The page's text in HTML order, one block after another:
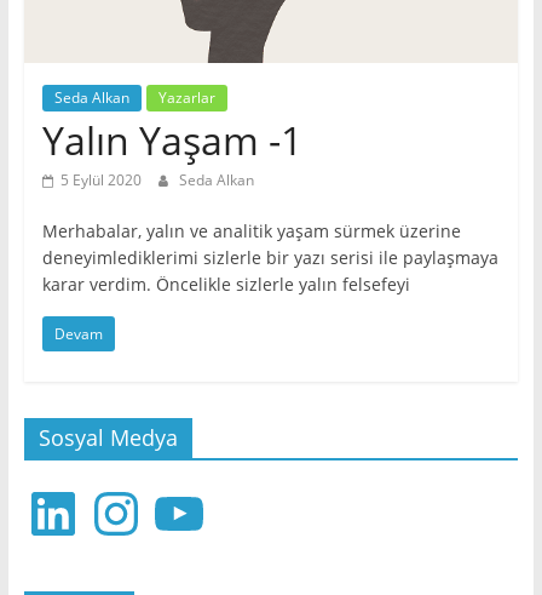
Seda Alkan Yazarlar
Yalın Yaşam -1
5 Eylül 2020 Seda Alkan
Merhabalar, yalın ve analitik yaşam sürmek üzerine
deneyimlediklerimi sizlerle bir yazı serisi ile paylaşmaya
karar verdim. Öncelikle sizlerle yalın felsefeyi
Devam
Sosyal Medya
LinkedIn InstagramYouTube